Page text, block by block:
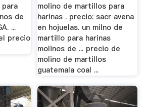
de
...
precio
molino de martillos para
harinas . precio: sacr avena
en hojuelas. un milno de
martillo para harinas
molinos de ... precio de
molino de martillos
guatemala coal ...